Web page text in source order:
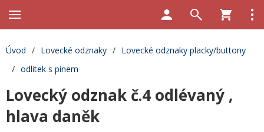
Úvod / Lovecké odznaky / Lovecké odznaky placky/buttony
/ odlitek s pinem
Lovecký odznak č.4 odlévaný ,
hlava daněk